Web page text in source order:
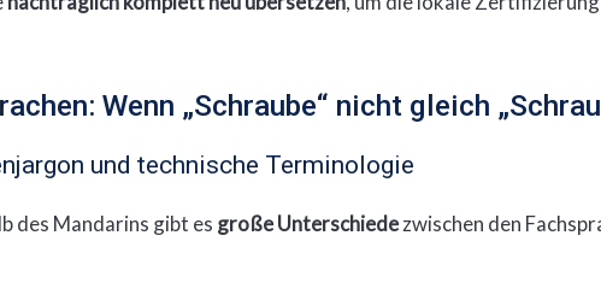
Wenn „Schraube“ nicht gleich
und technische Terminologie
des Mandarins gibt es große Unterschiedezwischen den